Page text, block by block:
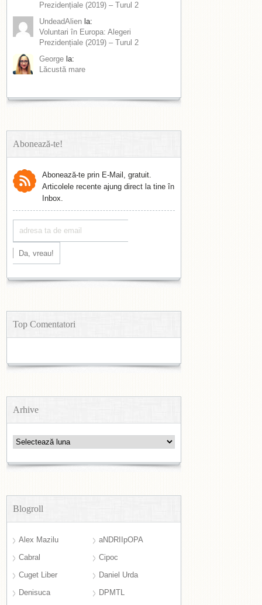
Prezidențiale (2019) – Turul 2
UndeadAlien la:
Voluntari în Europa: Alegeri
Prezidențiale (2019) – Turul 2
George la:
Lăcustă mare
Abonează-te!
Abonează-te prin E-Mail, gratuit.
Articolele recente ajung direct la tine în
Inbox.
Top Comentatori
Arhive
Arhive
Blogroll
Alex Mazilu
aNDRIIpOPA
Cabral
Cipoc
Cuget Liber
Daniel Urda
Denisuca
DPMTL